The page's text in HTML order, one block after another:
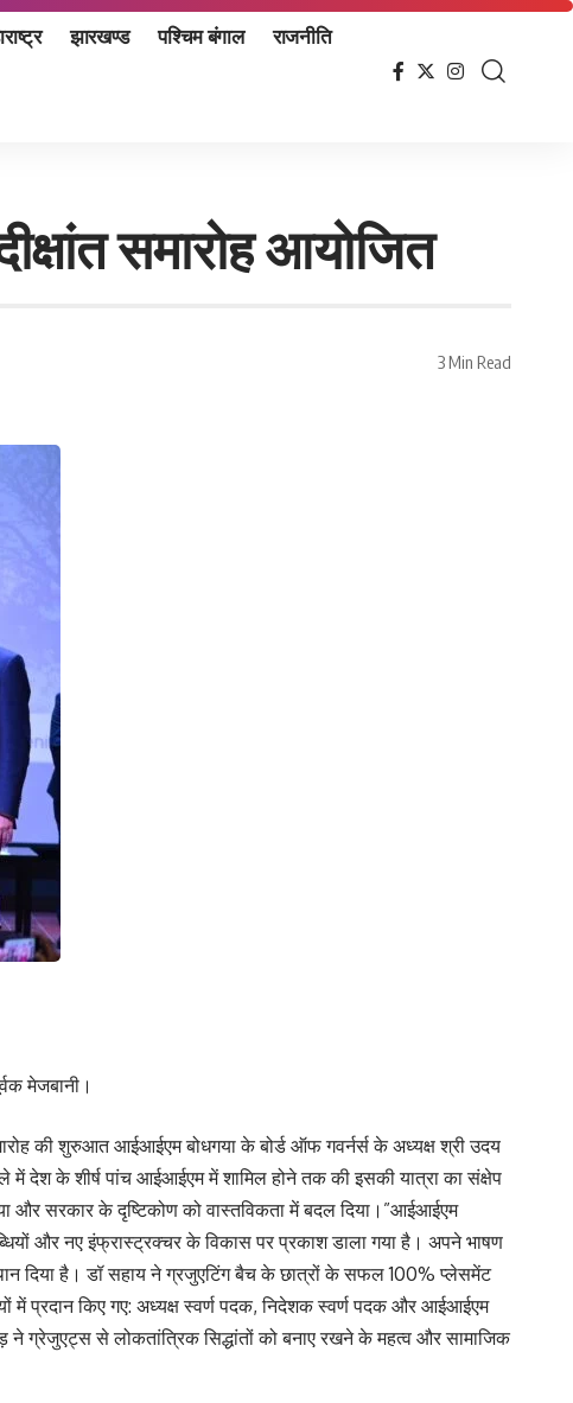
झारखण्ड पश्चिम बंगाल राजनीति
समारोह आयोजित
3 Min Read
मेजबानी।
की शुरुआत आईआईएम बोधगया के बोर्ड ऑफ गवर्नर्स के अध्यक्ष श्री उदय
में देश के शीर्ष पांच आईआईएम में शामिल होने तक की इसकी यात्रा का संक्षेप
और सरकार के दृष्टिकोण को वास्तविकता में बदल दिया।”आईआईएम
और नए इंफ्रास्ट्रक्चर के विकास पर प्रकाश डाला गया है। अपने भाषण
दिया है। डॉ सहाय ने ग्रजुएटिंग बैच के छात्रों के सफल 100% प्लेसमेंट
में प्रदान किए गए: अध्यक्ष स्वर्ण पदक, निदेशक स्वर्ण पदक और आईआईएम
ने ग्रेजुएट्स से लोकतांत्रिक सिद्धांतों को बनाए रखने के महत्व और सामाजिक